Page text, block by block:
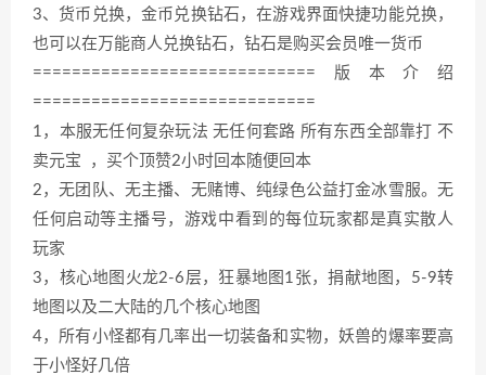
3、货币兑换，金币兑换钻石，在游戏界面快捷功能兑换，
也可以在万能商人兑换钻石，钻石是购买会员唯一货币
=============================版本介绍
=============================
1，本服无任何复杂玩法 无任何套路 所有东西全部靠打 不
卖元宝 ，买个顶赞2小时回本随便回本
2，无团队、无主播、无赌博、纯绿色公益打金冰雪服。无
任何启动等主播号，游戏中看到的每位玩家都是真实散人
玩家
3，核心地图火龙2-6层，狂暴地图1张，捐献地图，5-9转
地图以及二大陆的几个核心地图
4，所有小怪都有几率出一切装备和实物，妖兽的爆率要高
于小怪好几倍